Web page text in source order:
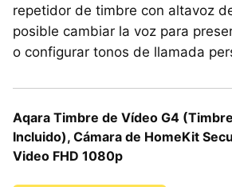
repetidor de timbre con altavoz
posible cambiar la voz para
o configurar tonos de llamada
Aqara Timbre de Vídeo G4 (Timbre
Incluido), Cámara de HomeKit
Video FHD 1080p